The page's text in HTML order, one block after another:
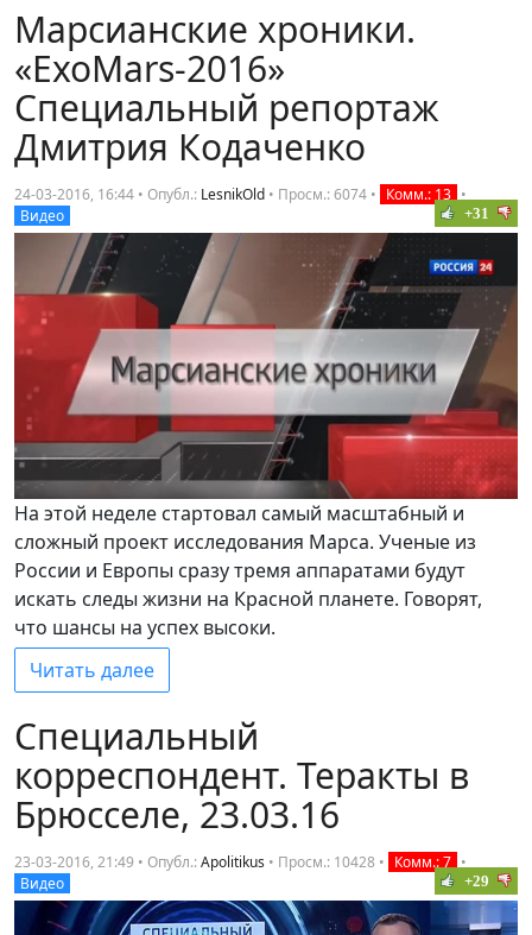
Марсианские хроники.
«ExoMars-2016»
Специальный репортаж
Дмитрия Кодаченко
24-03-2016, 16:44 • Опубл.: LesnikOld • Просм.: 6074 • Комм.: 13 •
Видео
+31
На этой неделе стартовал самый масштабный и
сложный проект исследования Марса. Ученые из
России и Европы сразу тремя аппаратами будут
искать следы жизни на Красной планете. Говорят,
что шансы на успех высоки.
Читать далее
Специальный
корреспондент. Теракты в
Брюсселе, 23.03.16
23-03-2016, 21:49 • Опубл.:Apolitikus • Просм.: 10428 • Комм.: 7 •
Видео
+29